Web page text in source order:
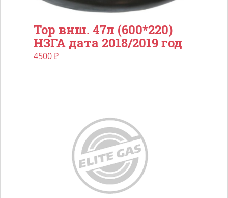
Тор внш. 47л (600*220)
НЗГА дата 2018/2019 год
4500₽